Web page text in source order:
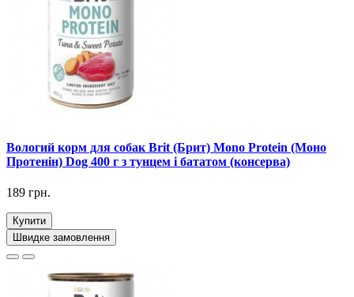
Вологий корм для собак Brit (Брит) Mono Protein (Моно
Протенін) Dog 400 г з тунцем і бататом (консерва)
189 грн.
Купити
Швидке замовлення